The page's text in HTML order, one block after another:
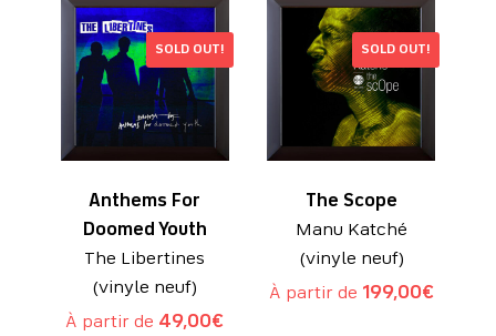
SOLD OUT!
Anthems For
Doomed Youth
The Libertines
(vinyle neuf)
À partir de 49,00€
SOLD OUT!
The Scope
Manu Katché
(vinyle neuf)
À partir de 199,00€